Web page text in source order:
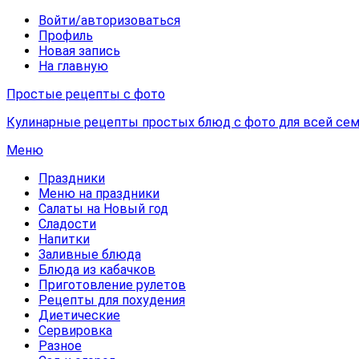
Войти/авторизоваться
Профиль
Новая запись
На главную
Простые рецепты с фото
Кулинарные рецепты простых блюд с фото для всей
Меню
Праздники
Меню на праздники
Салаты на Новый год
Сладости
Напитки
Заливные блюда
Блюда из кабачков
Приготовление рулетов
Рецепты для похудения
Диетические
Сервировка
Разное